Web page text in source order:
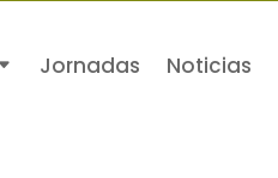
Jornadas Noticias